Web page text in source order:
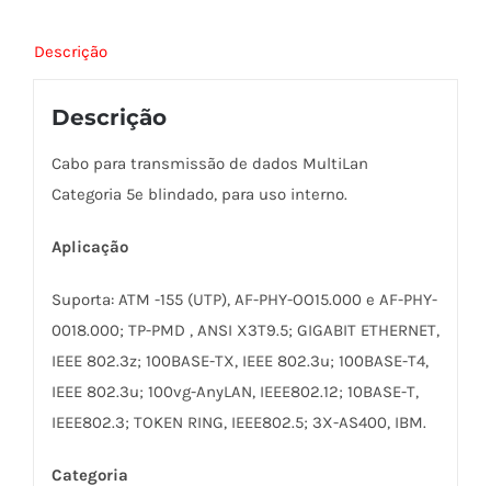
Descrição
Descrição
Cabo para transmissão de dados MultiLan
Categoria 5e blindado, para uso interno.
Aplicação
Suporta: ATM -155 (UTP), AF-PHY-OO15.000 e AF-PHY-
0018.000; TP-PMD , ANSI X3T9.5; GIGABIT ETHERNET,
IEEE 802.3z; 100BASE-TX, IEEE 802.3u; 100BASE-T4,
IEEE 802.3u; 100vg-AnyLAN, IEEE802.12; 10BASE-T,
IEEE802.3; TOKEN RING, IEEE802.5; 3X-AS400, IBM.
Categoria